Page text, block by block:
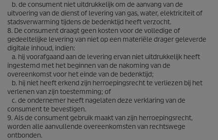
b. de consument niet uitdrukkelijk om de aanvang van de
uitvoering van de dienst of levering van gas, water, elektriciteit of
stadsverwarming tijdens de bedenktijd heeft verzocht.
8. De consument draagt geen kosten voor de volledige of
gedeeltelijke levering van niet op een materiële drager geleverde
digitale inhoud, indien:
a. hij voorafgaand aan de levering ervan niet uitdrukkelijk heeft
ingestemd met het beginnen van de nakoming van de
overeenkomst voor het einde van de bedenktijd;
b. hij niet heeft erkend zijn herroepingsrecht te verliezen bij het
verlenen van zijn toestemming; of
c. de ondernemer heeft nagelaten deze verklaring van de
consument te bevestigen.
9. Als de consument gebruik maakt van zijn herroepingsrecht,
worden alle aanvullende overeenkomsten van rechtswege
ontbonden.